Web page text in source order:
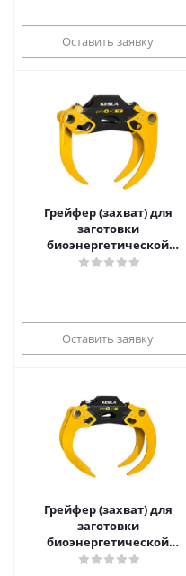
Оставить заявку
Грейфер (захват) для
заготовки
биоэнергетической
древесины proG40E3
Оставить заявку
Грейфер (захват) для
заготовки
биоэнергетической
древесины proG30E